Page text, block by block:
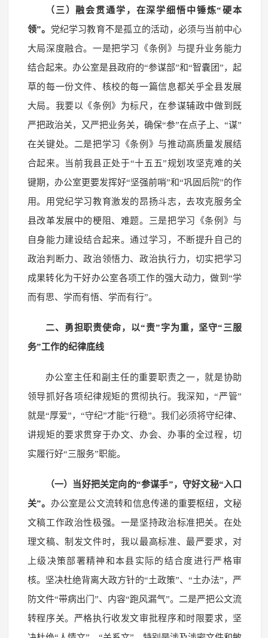
（三）融会贯通学，在深学细悟中锤炼“硬本
领”。 党纪学习教育不是孤立的活动，必须与当前中心
大局深度融合。一是把学习《条例》与提升业务能力
结合起来。办公室是县政府的“参谋部”和“智囊团”，起
草的每一份文件、核校的每一篇信息都关乎全县发展
大局。我要以《条例》为标尺，在参谋辅政中做到既
严把政治关，又严把业务关，确保“参”在点子上、“谋”
在关键处。二是把学习《条例》与推动高质量发展结
合起来。当前我县正处于“十五五”规划攻坚克难的关
键期，办公室更要发挥好“坚强前哨”和“巩固后院”的作
用。用党纪学习教育激发的昂扬斗志，去攻克服务全
县改革发展中的梗阻、难题。三是把学习《条例》与
自身能力建设结合起来。通过学习，不断提升自己的
政治判断力、政治领悟力、政治执行力，切实把学习
成果转化为干好办公室各项工作的强大动力，做到“学
而有思、学而有悟、学而有行”。
二、勇担职责使命，以“责”字为重，坚守“三服
务”工作的纪律底线
办公室主任和副主任的重要职责之一，就是协助
领导抓好各项纪律规矩的贯彻执行。我深知，“严管”
就是“厚爱”，“守纪”才能“行稳”。我们必须将守纪律、
讲规矩的要求贯穿于办文、办会、办事的全过程，切
实履行好“三服务”职能。
（一）当好把关定向的“参谋手”，守好文秘“入口
关”。 办公室是公文流转和信息传递的重要枢纽，文秘
文稿工作政治性极强。一是坚持政治标准把关。在处
理文稿、制发文件时，我以最高标准、最严要求，对
上级决策部署精神和本县实际的结合度进行严格审
核。坚决杜绝背离大政方针的“土政策”、“土办法”，严
防文件“带病出门”、内容“跑风漏气”。二是严把公文流
转程序关。严格执行收发文审批程序和时限要求，坚